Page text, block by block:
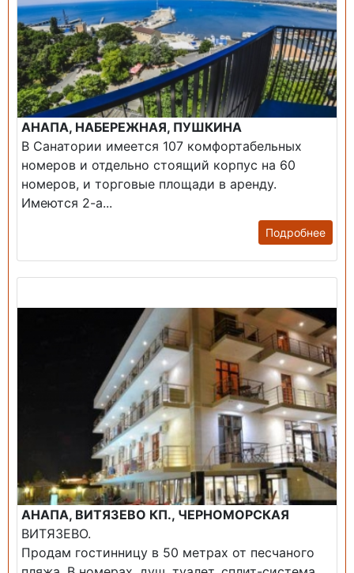
АНАПА, НАБЕРЕЖНАЯ, ПУШКИНА
В Санатории имеется 107 комфортабельных
номеров и отдельно стоящий корпус на 60
номеров, и торговые площади в аренду.
Имеются 2-а...
Подробнее
АНАПА, ВИТЯЗЕВО КП., ЧЕРНОМОРСКАЯ
ВИТЯЗЕВО.
Продам гостинницу в 50 метрах от песчаного